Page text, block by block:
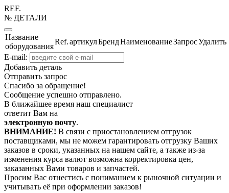
REF.
№ ДЕТАЛИ
Название
оборудования
Ref.артикулБрендНаименованиеЗапросУдалить
E-mail:
Добавить деталь
Отправить запрос
Спасибо за обращение!
Сообщение успешно отправлено.
В ближайшее время наш специалист
ответит Вам на
электронную почту.
ВНИМАНИЕ! В связи с приостановлением отгрузок
поставщиками, мы не можем гарантировать отгрузку Ваших
заказов в сроки, указанных на нашем сайте, а также из-за
изменения курса валют возможна корректировка цен,
заказанных Вами товаров и запчастей.
Просим Вас отнестись с пониманием к рыночной ситуации и
учитывать её при оформлении заказов!